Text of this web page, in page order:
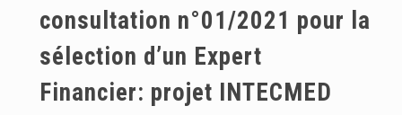
consultation n°01/2021 pour la
sélection d’un Expert
Financier: projet INTECMED